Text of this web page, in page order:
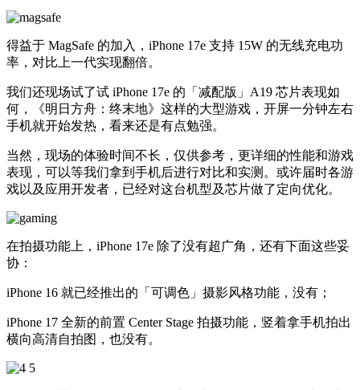
得益于 MagSafe 的加入，iPhone 17e 支持 15W 的无线充电功
率，对比上一代实现翻倍。
我们还现场试了试 iPhone 17e 的「减配版」A19 芯片表现如
何，《明日方舟：终末地》这样的大型游戏，开屏一分钟左右
手机就开始发热，看来还是有点勉强。
当然，现场的体验时间不长，仅供参考，更详细的性能和游戏
表现，可以等我们拿到手机后进行对比和实测。或许届时各游
戏以及应用开发者，已经对这台机型及芯片做了定向优化。
在拍摄功能上，iPhone 17e 除了没有超广角，还有下面这些妥
协：
iPhone 16 就已经推出的「可调色」摄影风格功能，没有；
iPhone 17 全新的前置 Center Stage 拍摄功能，竖着拿手机拍出
横向高清自拍图，也没有。